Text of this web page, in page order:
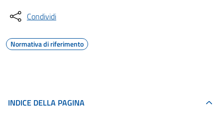
Condividi
Normativa di riferimento
INDICE DELLA PAGINA